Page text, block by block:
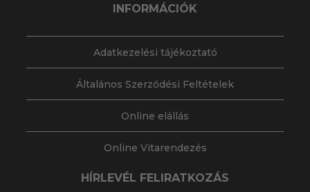
INFORMÁCIÓK
Adatkezelési tájékoztató
Általános Szerződési Feltételek
Online elállás
Online Vitarendezés
HÍRLEVÉL FELIRATKOZÁS